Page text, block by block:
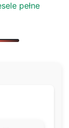
pełne